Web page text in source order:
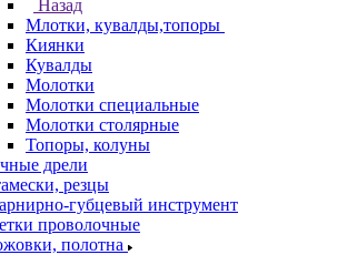
Назад
Млотки, кувалды,топоры
Киянки
Кувалды
Молотки
Молотки специальные
Молотки столярные
Топоры, колуны
дрели
резцы
губцевый инструмент
проволочные
полотна